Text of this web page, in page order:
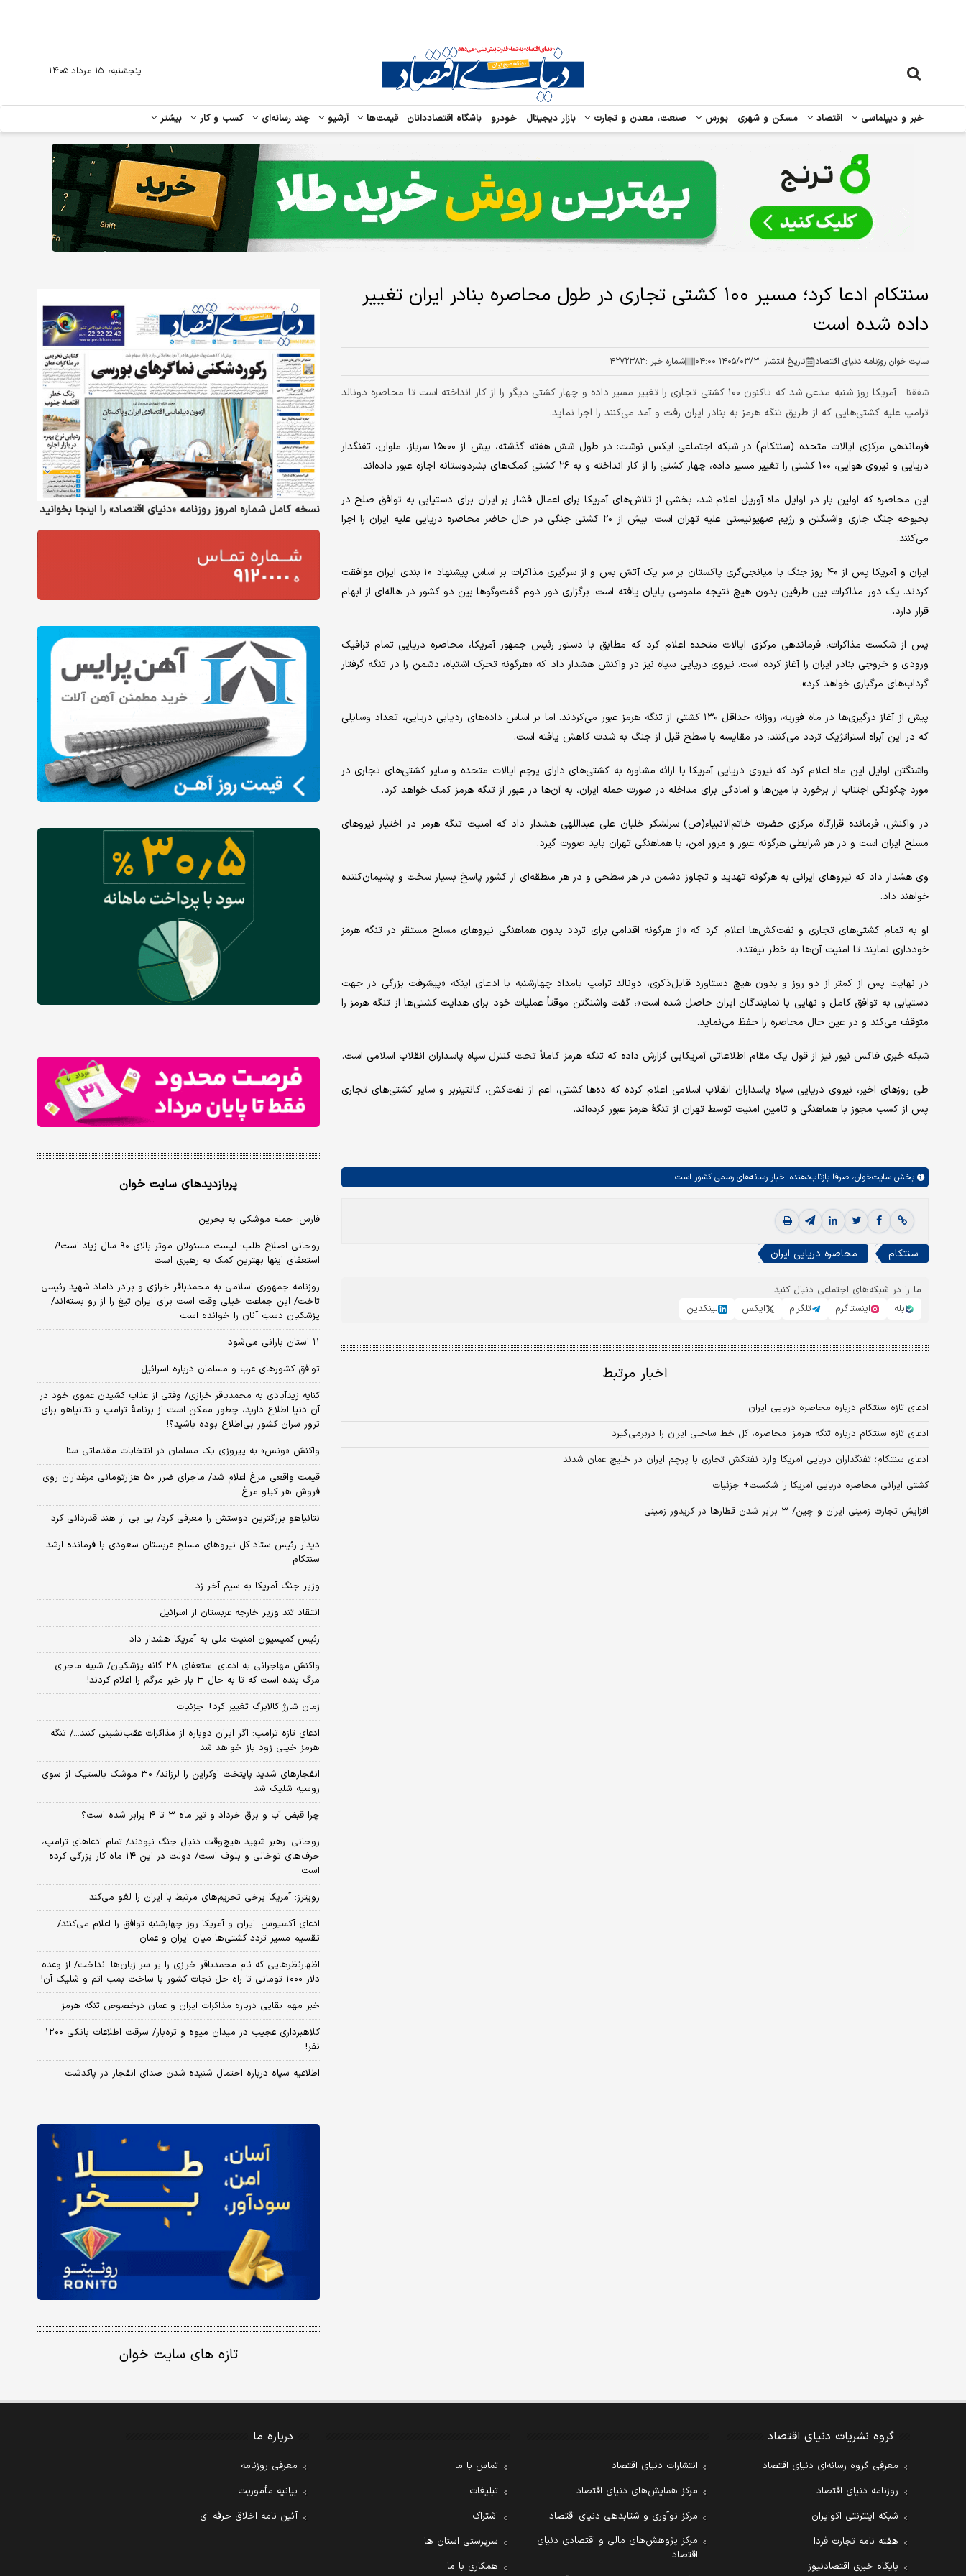
خبر و دیپلماسی اقتصاد مسکن و شهری بورس صنعت، معدن و تجارت بازار دیجیتال خودرو باشگاه اقتصاددانان قیمت‌ها آرشیو چند رسانه‌ای کسب و کار بیشتر
پنجشنبه، ۱۵ مرداد ۱۴۰۵
سنتکام ادعا کرد؛ مسیر ۱۰۰ کشتی تجاری در طول محاصره بنادر ایران تغییر
داده شده است
سایت خوان روزنامه دنیای اقتصاد تاریخ انتشار :۱۴۰۵/۰۳/۳ ۰۴:۰۰ شماره خبر :۴۲۷۲۳۸۳
شفقنا :
آمریکا روز شنبه مدعی شد که تاکنون ۱۰۰ کشتی تجاری را تغییر مسیر داده و چهار کشتی دیگر را از کار انداخته است تا محاصره دونالد
ترامپ علیه کشتی‌هایی که از طریق تنگه هرمز به بنادر ایران رفت و آمد می‌کنند را اجرا نماید.
فرماندهی مرکزی ایالات متحده (سنتکام) در شبکه اجتماعی ایکس نوشت: در طول شش هفته گذشته، بیش از ۱۵۰۰۰ سرباز، ملوان، تفنگدار
دریایی و نیروی هوایی، ۱۰۰ کشتی را تغییر مسیر داده، چهار کشتی را از کار انداخته و به ۲۶ کشتی کمک‌های بشردوستانه اجازه عبور داده‌اند.
این محاصره که اولین بار در اوایل ماه آوریل اعلام شد، بخشی از تلاش‌های آمریکا برای اعمال فشار بر ایران برای دستیابی به توافق صلح در
بحبوحه جنگ جاری واشنگتن و رژیم صهیونیستی علیه تهران است. بیش از ۲۰ کشتی جنگی در حال حاضر محاصره دریایی علیه ایران را اجرا
می‌کنند.
ایران و آمریکا پس از ۴۰ روز جنگ با میانجی‌گری پاکستان بر سر یک آتش بس و از سرگیری مذاکرات بر اساس پیشنهاد ۱۰ بندی ایران موافقت
کردند. یک دور مذاکرات بین طرفین بدون هیچ نتیجه ملموسی پایان یافته است. برگزاری دور دوم گفت‌وگوها بین دو کشور در هاله‌ای از ابهام
قرار دارد.
پس از شکست مذاکرات، فرماندهی مرکزی ایالات متحده اعلام کرد که مطابق با دستور رئیس جمهور آمریکا، محاصره دریایی تمام ترافیک
ورودی و خروجی بنادر ایران را آغاز کرده است. نیروی دریایی سپاه نیز در واکنش هشدار داد که «هرگونه تحرک اشتباه، دشمن را در تنگه گرفتار
گرداب‌های مرگباری خواهد کرد».
پیش از آغاز درگیری‌ها در ماه فوریه، روزانه حداقل ۱۳۰ کشتی از تنگه هرمز عبور می‌کردند. اما بر اساس داده‌های ردیابی دریایی، تعداد وسایلی
که در این آبراه استراتژیک تردد می‌کنند، در مقایسه با سطح قبل از جنگ به شدت کاهش یافته است.
واشنگتن اوایل این ماه اعلام کرد که نیروی دریایی آمریکا با ارائه مشاوره به کشتی‌های دارای پرچم ایالات متحده و سایر کشتی‌های تجاری در
مورد چگونگی اجتناب از برخورد با مین‌ها و آمادگی برای مداخله در صورت حمله ایران، به آن‌ها در عبور از تنگه هرمز کمک خواهد کرد.
در واکنش، فرمانده قرارگاه مرکزی حضرت خاتم‌الانبیاء(ص) سرلشکر خلبان علی عبداللهی هشدار داد که امنیت تنگه هرمز در اختیار نیروهای
مسلح ایران است و در هر شرایطی هرگونه عبور و مرور امن، با هماهنگی تهران باید صورت گیرد.
وی هشدار داد که نیروهای ایرانی به هرگونه تهدید و تجاوز دشمن در هر سطحی و در هر منطقه‌ای از کشور پاسخ بسیار سخت و پشیمان‌کننده
خواهند داد.
او به تمام کشتی‌های تجاری و نفت‌کش‌ها اعلام کرد که «از هرگونه اقدامی برای تردد بدون هماهنگی نیروهای مسلح مستقر در تنگه هرمز
خودداری نمایند تا امنیت آن‌ها به خطر نیفتد».
در نهایت پس از کمتر از دو روز و بدون هیچ دستاورد قابل‌ذکری، دونالد ترامپ بامداد چهارشنبه با ادعای اینکه «پیشرفت بزرگی در جهت
دستیابی به توافق کامل و نهایی با نمایندگان ایران حاصل شده است»، گفت واشنگتن موقتاً عملیات خود برای هدایت کشتی‌ها از تنگه هرمز را
متوقف می‌کند و در عین حال محاصره را حفظ می‌نماید.
شبکه خبری فاکس نیوز نیز از قول یک مقام اطلاعاتی آمریکایی گزارش داده که تنگه هرمز کاملاً تحت کنترل سپاه پاسداران انقلاب اسلامی است.
طی روزهای اخیر، نیروی دریایی سپاه پاسداران انقلاب اسلامی اعلام کرده که ده‌ها کشتی، اعم از نفت‌کش، کانتینربر و سایر کشتی‌های تجاری
پس از کسب مجوز با هماهنگی و تامین امنیت توسط تهران از تنگهٔ هرمز عبور کرده‌اند.
بخش سایت‌خوان، صرفا بازتاب‌دهنده اخبار رسانه‌های رسمی کشور است.
سنتکام محاصره دریایی ایران
ما را در شبکه‌های اجتماعی دنبال کنید
بله
اینستاگرم تلگرام ایکس لینکدین
اخبار مرتبط
ادعای تازه سنتکام درباره محاصره دریایی ایران
ادعای تازه سنتکام درباره تنگه هرمز: محاصره، کل خط ساحلی ایران را دربرمی‌گیرد
ادعای سنتکام؛ تفنگداران دریایی آمریکا وارد نفتکش تجاری با پرچم ایران در خلیج عمان شدند
کشتی ایرانی محاصره دریایی آمریکا را شکست+ جزئیات
افزایش تجارت زمینی ایران و چین/ ۳ برابر شدن قطارها در کریدور زمینی
نسخه کامل شماره امروز روزنامه «دنیای‌ اقتصاد» را اینجا بخوانید
پربازدیدهای سایت خوان
فارس: حمله موشکی به بحرین
روحانی اصلاح طلب: ‌لیست مسئولان موثر بالای ۹۰ سال زیاد است!/
استعفای اینها بهترین کمک به رهبری است
روزنامه جمهوری اسلامی به محمدباقر خرازی و برادر داماد شهید رئیسی
تاخت/ این جماعت خیلی وقت است برای ایران تیغ را از رو بسته‌اند/
پزشکیان دستِ آنان را خوانده است
۱۱ استان بارانی می‌شود
توافق کشورهای عرب و مسلمان درباره اسرائیل
کنایه زیدآبادی به محمدباقر خرازی/ وقتی از عذاب کشیدن عموی خود در
آن دنیا اطلاع دارید، چطور ممکن است از برنامهٔ ترامپ و نتانیاهو برای
ترور سران کشور بی‌اطلاع بوده باشید؟!
واکنش «ونس» به پیروزی یک مسلمان در انتخابات مقدماتی سنا
قیمت واقعی مرغ اعلام شد/ ماجرای ضرر ۵۰ هزارتومانی مرغداران روی
فروش هر کیلو مرغ
نتانیاهو بزرگترین دوستش را معرفی کرد/ بی بی از هند قدردانی کرد
دیدار رئیس ستاد کل نیروهای مسلح عربستان سعودی با فرمانده ارشد
سنتکام
وزیر جنگ آمریکا به سیم آخر زد
انتقاد تند وزیر خارجه عربستان از اسرائیل
رئیس کمیسیون امنیت ملی به آمریکا هشدار داد
واکنش مهاجرانی به ادعای استعفای ۲۸ گانه پزشکیان/ شبیه ماجرای
مرگ بنده است که تا به حال ۳ بار خبر مرگم را اعلام کردند!
زمان شارژ کالابرگ تغییر کرد+ جزئیات
ادعای تازه ترامپ: اگر ایران دوباره از مذاکرات عقب‌نشینی کنند.../ تنگه
هرمز خیلی زود باز خواهد شد
انفجارهای شدید پایتخت اوکراین را لرزاند/ ۳۰ موشک بالستیک از سوی
روسیه شلیک شد
چرا قبض آب و برق خرداد و تیر ماه ۳ تا ۴ برابر شده است؟
روحانی: رهبر شهید هیچ‌وقت دنبال جنگ نبودند/ تمام ادعاهای ترامپ،
حرف‌های توخالی و بلوف است/ دولت در این ۱۴ ماه کار بزرگی کرده
است
رویترز: آمریکا برخی تحریم‌های مرتبط با ایران را لغو می‌کند
ادعای آکسیوس: ایران و آمریکا روز چهارشنبه توافق را اعلام می‌کنند/
تقسیم مسیر تردد کشتی‌ها میان ایران و عمان
اظهارنظرهایی که نام محمدباقر خرازی را بر سر زبان‌ها انداخت/ از وعده
دلار ۱۰۰۰ تومانی تا راه حل نجات کشور با ساخت بمب اتم و شلیک آن!
خبر مهم بقایی درباره مذاکرات ایران و عمان درخصوص تنگه هرمز
کلاهبرداری عجیب در میدان میوه و تره‌بار/ سرقت اطلاعات بانکی ۱۲۰۰
نفر!
اطلاعیه سپاه درباره احتمال شنیده شدن صدای انفجار در پاکدشت
تازه های سایت خوان
گروه نشریات دنیای اقتصاد
معرفی گروه رسانه‌ای دنیای اقتصاد
روزنامه دنیای اقتصاد
شبکه اینترنتی اکوایران
هفته نامه تجارت فردا
پایگاه خبری اقتصادنیوز
انتشارات دنیای اقتصاد
مرکز همایش‌های دنیای اقتصاد
مرکز نوآوری و شتابدهی دنیای اقتصاد
مرکز پژوهش‌های مالی و اقتصادی دنیای
اقتصاد
تماس با ما
تبلیغات
اشتراک
سرپرستی استان ها
همکاری با ما
درباره ما
معرفی روزنامه
بیانیه مأموریت
آئین نامه اخلاق حرفه ای